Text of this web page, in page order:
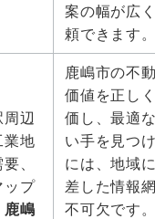
案の幅が広
頼できます
辺
業地
、
ップ
鹿嶋
鹿嶋市の不
価値を正し
価し、最適
い手を見つ
には、地域
差した情報
不可欠です